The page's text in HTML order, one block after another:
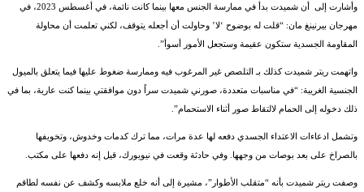
وأشارت إلى أن شميدت بدأ في ممارسة الجنس معها بينما كانت نائمة، في أغسطس 2023، في
مهرجان بيرنينغ مان: “قلت له بوضوح ‘لا’ وحاولت أن أجعله يتوقف، لكني تعلمت أن محاولة
المقاومة الجسدية ستكون عقيمة وستجعل الأمور أسوأ”.
واتهمت ريتر شميدت كذلك بـ التلصص غير المرغوب فيه وممارسة ضغوط عليها فيما يتعلق بالميول
الجنسية الغريبة: “في مناسبات متعددة، صورني شميدت سراً دون موافقتي بينما كنت عارية، بما في
ذلك دخوله إلى الحمام لالتقاط صور أثناء الاستحمام”.
وتشمل ادعاءات الاعتداء الجسدي دفعه لها عدة مرات، مما ترك كدمات وخدوش، وتخويفها
بالصراخ على بعد بوصات من وجهها. وفي حادثة وقعت في نيويورك، قيل إنه دفعها على مكتب.
وصفت ريتر شميدت بأنه “متقلب الأطوار”، مشيرة إلى أنه خلع ملابسه وكشف عن نفسه لطاقم